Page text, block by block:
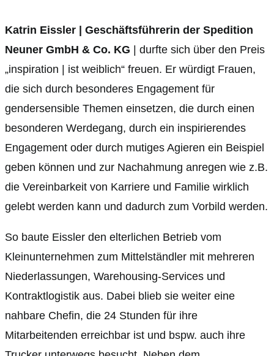
Katrin Eissler | Geschäftsführerin der Spedition
Neuner GmbH & Co. KG | durfte sich über den Preis
„inspiration | ist weiblich“ freuen. Er würdigt Frauen,
die sich durch besonderes Engagement für
gendersensible Themen einsetzen, die durch einen
besonderen Werdegang, durch ein inspirierendes
Engagement oder durch mutiges Agieren ein Beispiel
geben können und zur Nachahmung anregen wie z.B.
die Vereinbarkeit von Karriere und Familie wirklich
gelebt werden kann und dadurch zum Vorbild werden.
So baute Eissler den elterlichen Betrieb vom
Kleinunternehmen zum Mittelständler mit mehreren
Niederlassungen, Warehousing-Services und
Kontraktlogistik aus. Dabei blieb sie weiter eine
nahbare Chefin, die 24 Stunden für ihre
Mitarbeitenden erreichbar ist und bspw. auch ihre